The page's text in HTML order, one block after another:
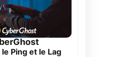
le Ping et le Lag